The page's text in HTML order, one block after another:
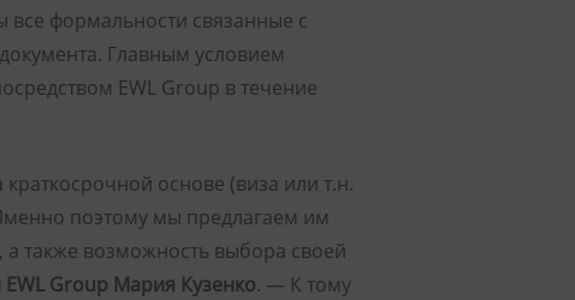
формальности связанные с
Главным условием
EWL Group в течение
основе (виза или т.н.
поэтому мы предлагаем им
также возможность выбора своей
EWL Group Мария Кузенко. — К тому